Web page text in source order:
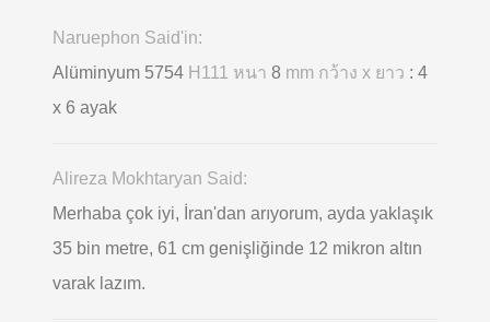
Naruephon Said'in:
Alüminyum 5754 H111 หนา 8 mm กว้าง x ยาว : 4
x 6 ayak
Alireza Mokhtaryan Said:
Merhaba çok iyi, İran'dan arıyorum, ayda yaklaşık
35 bin metre, 61 cm genişliğinde 12 mikron altın
varak lazım.